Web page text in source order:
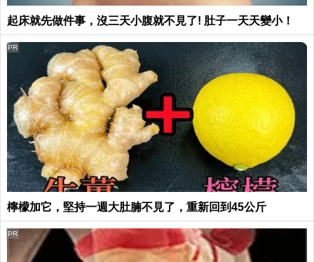
起床就先做件事，沒三天小腹就不見了! 肚子一天天變小！
檸檬加它，堅持一週大肚腩不見了，重新回到45公斤
PR
PR